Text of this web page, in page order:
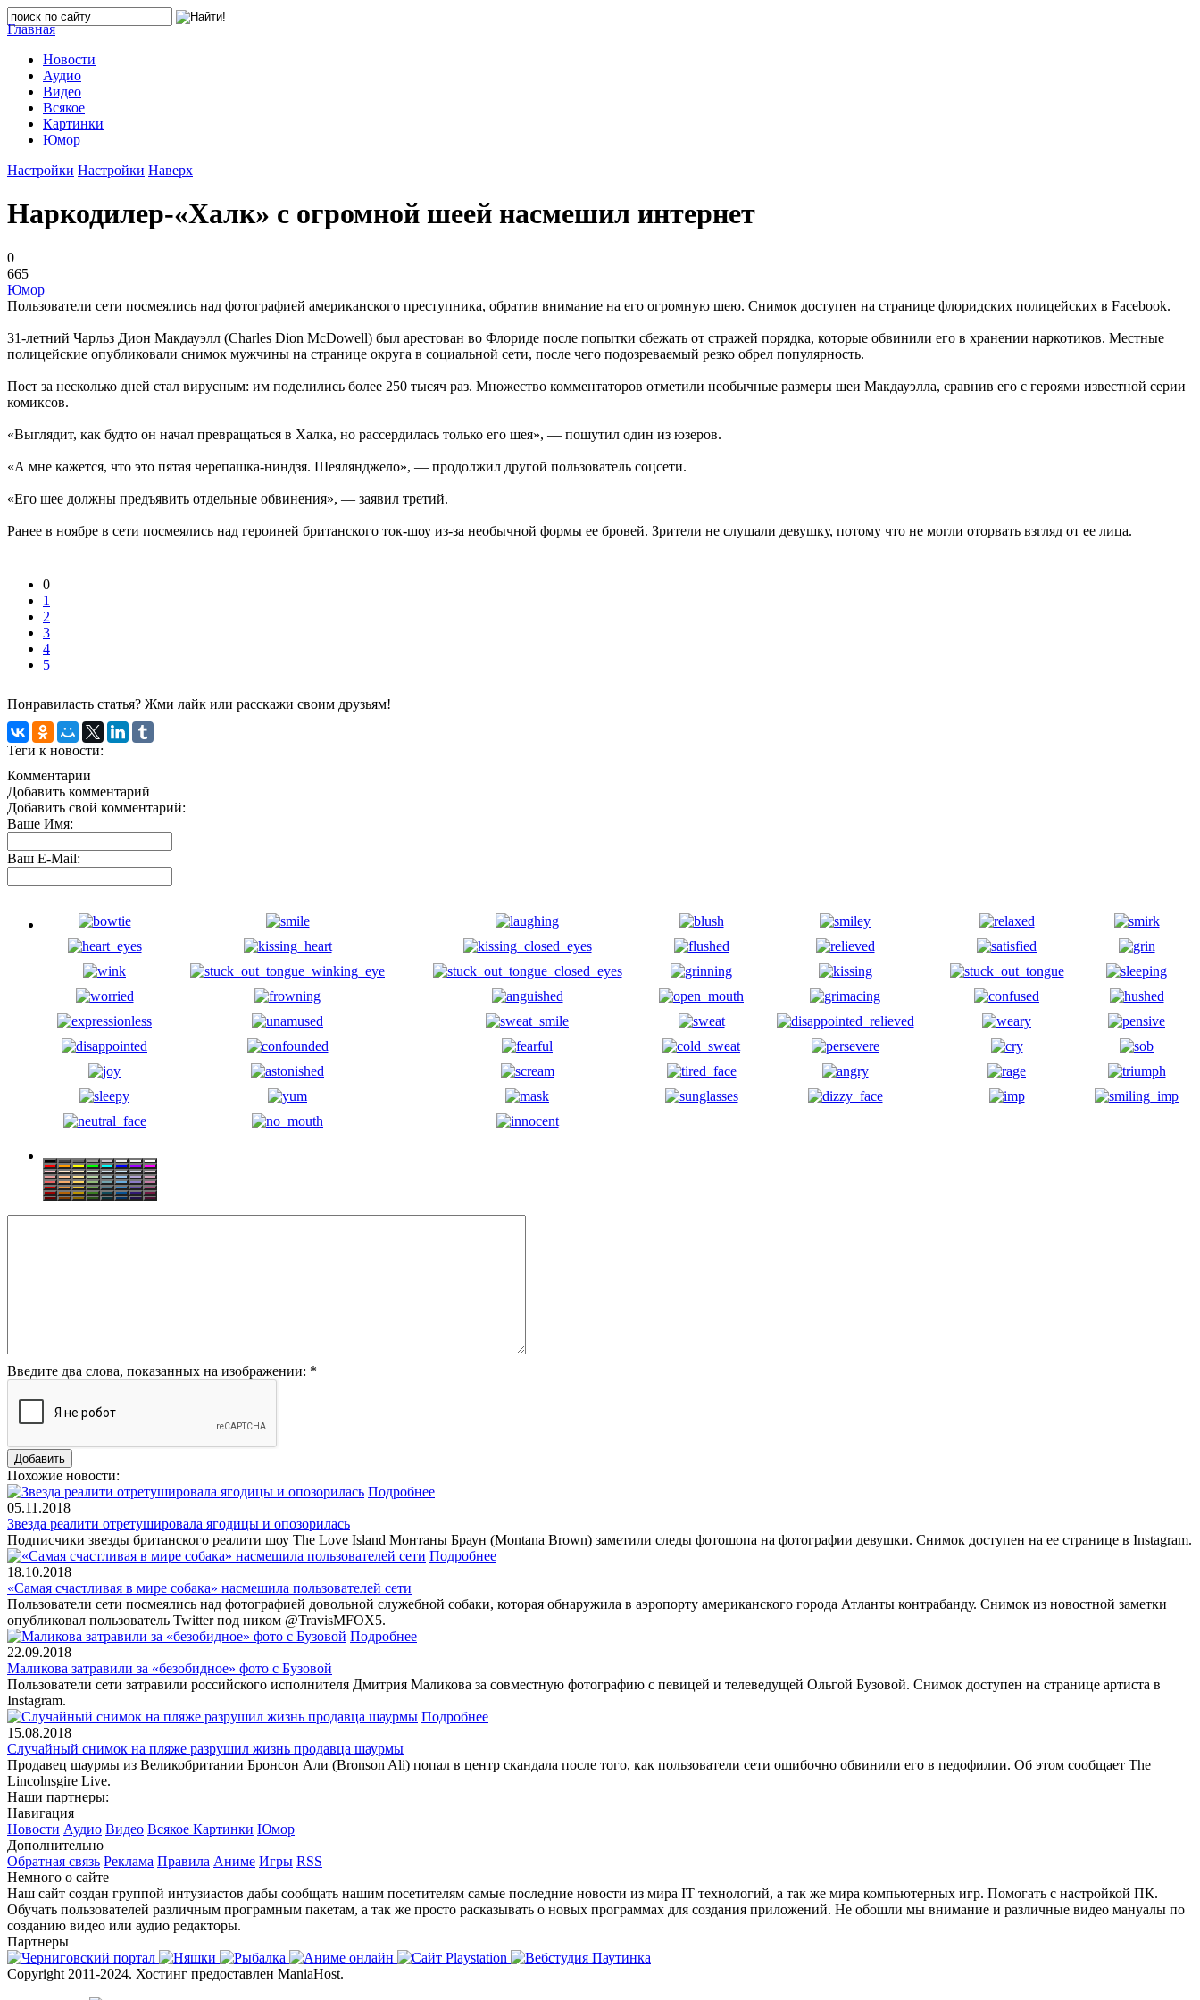
Главная
Новости
Аудио
Видео
Всякое
Картинки
Юмор
Настройки Настройки Наверх
Наркодилер-«Халк» с огромной шеей насмешил интернет
0
665
Юмор
Пользователи сети посмеялись над фотографией американского преступника, обратив внимание на его огромную шею. Снимок доступен на странице флоридских полицейских в Facebook.
31-летний Чарльз Дион Макдауэлл (Charles Dion McDowell) был арестован во Флориде после попытки сбежать от стражей порядка, которые обвинили его в хранении наркотиков. Местные
полицейские опубликовали снимок мужчины на странице округа в социальной сети, после чего подозреваемый резко обрел популярность.
Пост за несколько дней стал вирусным: им поделились более 250 тысяч раз. Множество комментаторов отметили необычные размеры шеи Макдауэлла, сравнив его с героями известной серии
комиксов.
«Выглядит, как будто он начал превращаться в Халка, но рассердилась только его шея», — пошутил один из юзеров.
«А мне кажется, что это пятая черепашка-ниндзя. Шеялянджело», — продолжил другой пользователь соцсети.
«Его шее должны предъявить отдельные обвинения», — заявил третий.
Ранее в ноябре в сети посмеялись над героиней британского ток-шоу из-за необычной формы ее бровей. Зрители не слушали девушку, потому что не могли оторвать взгляд от ее лица.
0
1
2
3
4
5
Понравиласть статья? Жми лайк или расскажи своим друзьям!
Теги к новости:
Комментарии
Добавить комментарий
Добавить свой комментарий:
Ваше Имя:
Ваш E-Mail:
Введите два слова, показанных на изображении: *
Похожие новости:
Подробнее
05.11.2018
Звезда реалити отретушировала ягодицы и опозорилась
Подписчики звезды британского реалити шоу The Love Island Монтаны Браун (Montana Brown) заметили следы фотошопа на фотографии девушки. Снимок доступен на ее странице в Instagram.
Подробнее
18.10.2018
«Самая счастливая в мире собака» насмешила пользователей сети
Пользователи сети посмеялись над фотографией довольной служебной собаки, которая обнаружила в аэропорту американского города Атланты контрабанду. Снимок из новостной заметки
опубликовал пользователь Twitter под ником @TravisMFOX5.
Подробнее
22.09.2018
Маликова затравили за «безобидное» фото с Бузовой
Пользователи сети затравили российского исполнителя Дмитрия Маликова за совместную фотографию с певицей и телеведущей Ольгой Бузовой. Снимок доступен на странице артиста в
Instagram.
Подробнее
15.08.2018
Случайный снимок на пляже разрушил жизнь продавца шаурмы
Продавец шаурмы из Великобритании Бронсон Али (Bronson Ali) попал в центр скандала после того, как пользователи сети ошибочно обвинили его в педофилии. Об этом сообщает The
Lincolnsgire Live.
Наши партнеры:
Навигация
Новости Аудио Видео Всякое Картинки Юмор
Дополнительно
Обратная связь Реклама Правила Аниме Игры RSS
Немного о сайте
Наш сайт создан группой интузиастов дабы сообщать нашим посетителям самые последние новости из мира IT технологий, а так же мира компьютерных игр. Помогать с настройкой ПК.
Обучать пользователей различным програмным пакетам, а так же просто расказывать о новых программах для создания приложений. Не обошли мы внимание и различные видео мануалы по
созданию видео или аудио редакторы.
Партнеры
Copyright 2011-2024. Хостинг предоставлен ManiaHost.